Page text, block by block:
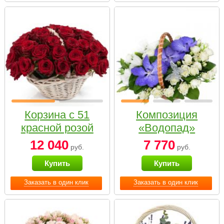
Заказать в один клик
Корзина с 51
красной розой
12 040 руб.
Купить
Заказать в один клик
Композиция
«Водопад»
7 770руб.
Купить